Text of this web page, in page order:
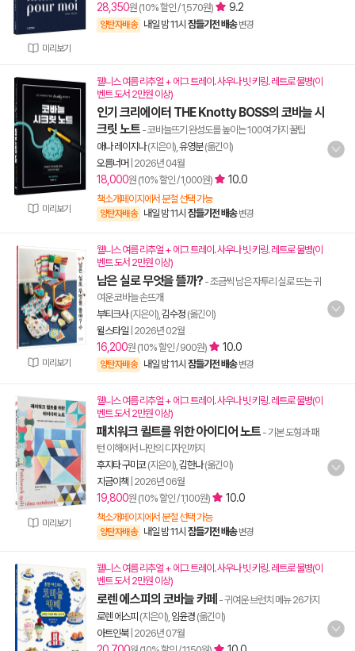
미리보기
28,350원 (10% 할인 / 1,570원) 9.2
양탄자배송 내일 밤 11시 잠들기전 배송 변경
미리보기
웰니스 여름 리추얼 + 에그 트레이. 사우나 빗 키링. 레트로 물병(이
벤트 도서 2만원 이상)
인기 크리에이터 THE Knotty BOSS의 코바늘 시
크릿 노트 - 코바늘뜨기 완성도를 높이는 100여 가지 꿀팁
애나 레이지나(지은이), 유영분(옮긴이)
오름너머 2026년 04월
18,000원 (10% 할인 / 1,000원) 10.0
책소개페이지에서 분철 선택 가능
양탄자배송 내일 밤 11시 잠들기전 배송 변경
미리보기
웰니스 여름 리추얼 + 에그 트레이. 사우나 빗 키링. 레트로 물병(이
벤트 도서 2만원 이상)
남은 실로 무엇을 뜰까? - 조금씩 남은 자투리 실로 뜨는 귀
여운 코바늘 손뜨개
부티크사(지은이), 김수정 (옮긴이)
윌스타일 2026년 02월
16,200원 (10% 할인 / 900원) 10.0
양탄자배송 내일 밤 11시 잠들기전 배송 변경
미리보기
웰니스 여름 리추얼 + 에그 트레이. 사우나 빗 키링. 레트로 물병(이
벤트 도서 2만원 이상)
패치워크 퀼트를 위한 아이디어 노트 - 기본 도형과 패
턴 이해에서 나만의 디자인까지
후지타 구미코(지은이), 김한나(옮긴이)
지금이책 2026년 06월
19,800원 (10% 할인 / 1,100원) 10.0
책소개페이지에서 분철 선택 가능
양탄자배송 내일 밤 11시 잠들기전 배송 변경
웰니스 여름 리추얼 + 에그 트레이. 사우나 빗 키링. 레트로 물병(이
벤트 도서 2만원 이상)
로렌 에스피의 코바늘 카페 - 귀여운 브런치 메뉴 26가지
로렌 에스피 (지은이), 임윤경 (옮긴이)
아트인북| 2026년 07월